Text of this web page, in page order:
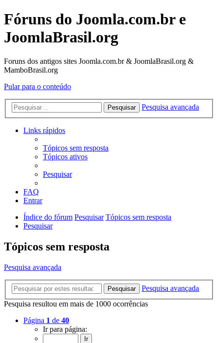
Fóruns do Joomla.com.br e
JoomlaBrasil.org
Foruns dos antigos sites Joomla.com.br & JoomlaBrasil.org &
MamboBrasil.org
Pular para o conteúdo
Pesquisar Pesquisa avançada
Links rápidos
Tópicos sem resposta
Tópicos ativos
Pesquisar
FAQ
Entrar
Índice do fórum Pesquisar Tópicos sem resposta
Pesquisar
Tópicos sem resposta
Pesquisa avançada
Pesquisar
Pesquisa avançada
Pesquisa resultou em mais de 1000 ocorrências
Página 1 de 40
Ir para página: